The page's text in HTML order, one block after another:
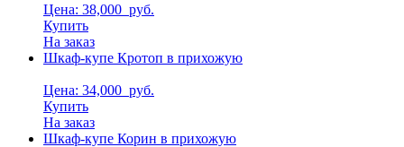
Цена: 38,000 руб.
Купить
На заказ
Шкаф-купе Кротоп в прихожую
Цена: 34,000 руб.
Купить
На заказ
Шкаф-купе Корин в прихожую